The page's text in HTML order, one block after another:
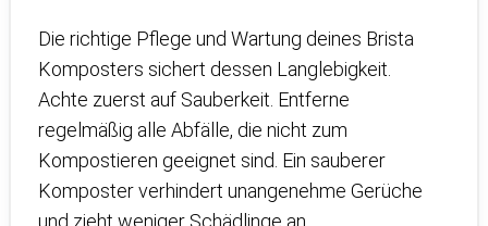
Die richtige Pflege und Wartung deines Brista
Komposters sichert dessen Langlebigkeit.
Achte zuerst auf Sauberkeit. Entferne
regelmäßig alle Abfälle, die nicht zum
Kompostieren geeignet sind. Ein sauberer
Komposter verhindert unangenehme Gerüche
und zieht weniger Schädlinge an.